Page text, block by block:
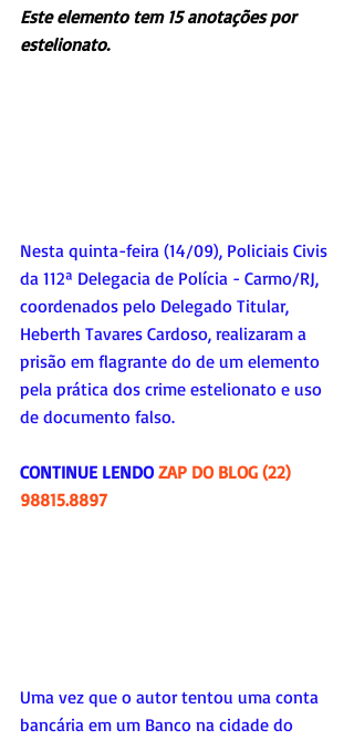
Este elemento tem 15 anotações por
estelionato.
Nesta quinta-feira (14/09), Policiais Civis
da 112ª Delegacia de Polícia - Carmo/RJ,
coordenados pelo Delegado Titular,
Heberth Tavares Cardoso, realizaram a
prisão em flagrante do de um elemento
pela prática dos crime estelionato e uso
de documento falso.
CONTINUE LENDO ZAP DO BLOG (22)
98815.8897
Uma vez que o autor tentou uma conta
bancária em um Banco na cidade do